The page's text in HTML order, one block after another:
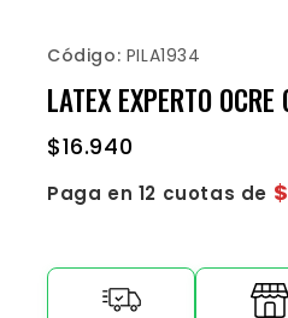
Código: PILA1934
LATEX EXPERTO OCRE
$16.940
Paga en 12 cuotas de